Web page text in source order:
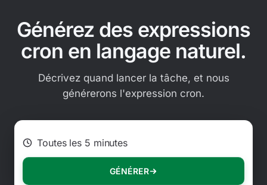
Surveillance des utilisateurs réels
Surveillance des transactions
Surveillance SSL
Page de statut
Outils gratuits
Générez des expressions
cron en langage naturel.
Décrivez quand lancer la tâche, et nous
générerons l'expression cron.
Ex. Toutes les 2 heures le lundi
GÉNÉRER